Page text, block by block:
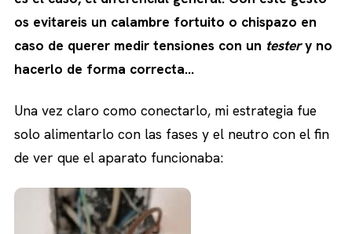
os evitareis un calambre fortuito o chispazo en
caso de querer medir tensiones con un testery no
hacerlo de forma correcta…
Una vez claro como conectarlo, mi estrategia fue
solo alimentarlo con las fases y el neutro con el fin
de ver que el aparato funcionaba: